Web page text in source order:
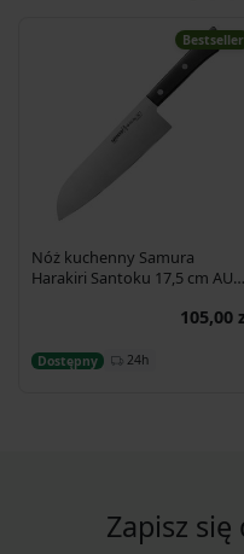
Bestseller
Nóż kuchenny Samura
Harakiri Santoku 17,5 cm AUS-
105,00
Dostępny 24h
Dodaj do koszyka
Zapisz